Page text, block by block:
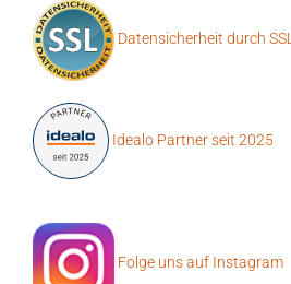
Datensicherheit durch SSL
Idealo Partner seit 2025
Folge uns auf Instagram